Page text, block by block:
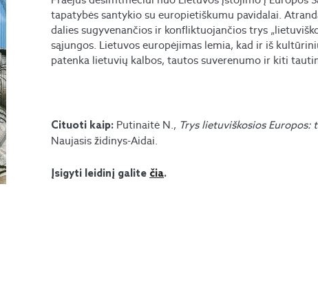
tapatybės santykio su europietiškumu pavidalai.
dalies sugyvenančios ir konfliktuojančios trys
sąjungos. Lietuvos europėjimas lemia, kad ir iš
patenka lietuvių kalbos, tautos suverenumo ir kiti
Cituoti kaip: Putinaitė N., Trys lietuviškosios Europos:
Naujasis židinys-Aidai.
Įsigyti leidinį galite čia.